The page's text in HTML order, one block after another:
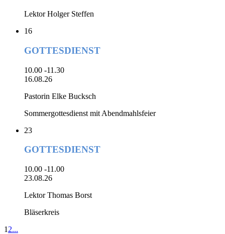
Lektor Holger Steffen
16
GOTTESDIENST
10.00 -11.30
16.08.26
Pastorin Elke Bucksch
Sommergottesdienst mit Abendmahlsfeier
23
GOTTESDIENST
10.00 -11.00
23.08.26
Lektor Thomas Borst
Bläserkreis
1 2...